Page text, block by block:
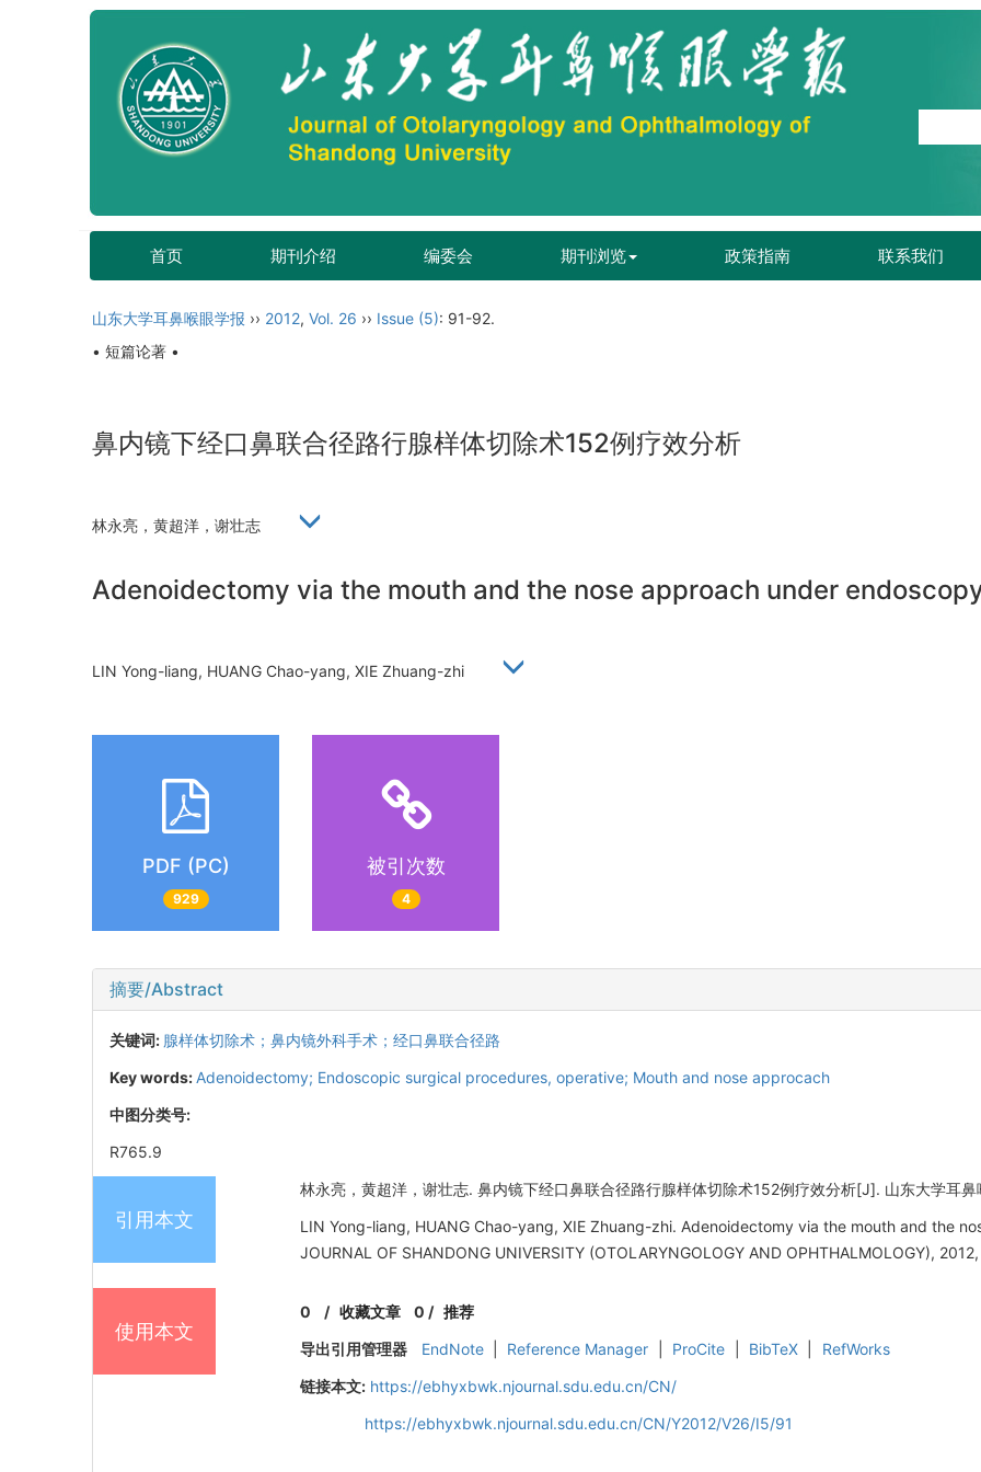
首页 期刊介绍 编委会 期刊浏览 政策指南 联系我们
山东大学耳鼻喉眼学报 ›› 2012, Vol. 26 ›› Issue (5): 91-92.
• 短篇论著 •
鼻内镜下经口鼻联合径路行腺样体切除术152例疗效分析
林永亮，黄超洋，谢壮志
Adenoidectomy via the mouth and the nose approach under
LIN Yong-liang, HUANG Chao-yang, XIE Zhuang-zhi
PDF (PC)
929
被引次数
4
摘要/Abstract
关键词: 腺样体切除术；鼻内镜外科手术；经口鼻联合径路
Key words: Adenoidectomy; Endoscopic surgical procedures, operative; Mouth and nose approcach
中图分类号:
R765.9
引用本文
林永亮，黄超洋，谢壮志. 鼻内镜下经口鼻联合径路行腺样体切除术152例疗效分析[J]. 山东大学耳
LIN Yong-liang, HUANG Chao-yang, XIE Zhuang-zhi. Adenoidectomy via the mouth and the
JOURNAL OF SHANDONG UNIVERSITY (OTOLARYNGOLOGY AND OPHTHALMOLOGY),
使用本文
0 /收藏文章 0 / 推荐
导出引用管理器
EndNote Reference Manager ProCite BibTeX
RefWorks
链接本文: https://ebhyxbwk.njournal.sdu.edu.cn/CN/
https://ebhyxbwk.njournal.sdu.edu.cn/CN/Y2012/V26/I5/91